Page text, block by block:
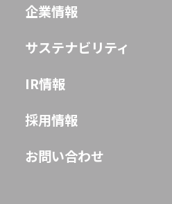
企業情報
サステナビリティ
IR情報
採用情報
お問い合わせ